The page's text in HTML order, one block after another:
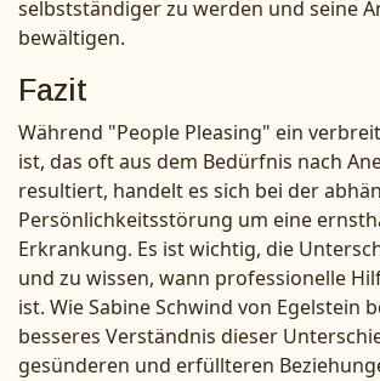
selbstständiger zu werden und seine
bewältigen.
Fazit
Während "People Pleasing" ein
ist, das oft aus dem Bedürfnis nach
resultiert, handelt es sich bei der
Persönlichkeitsstörung um eine
Erkrankung. Es ist wichtig, die
und zu wissen, wann professionelle
ist. Wie Sabine Schwind von Egelstein
besseres Verständnis dieser
gesünderen und erfüllteren